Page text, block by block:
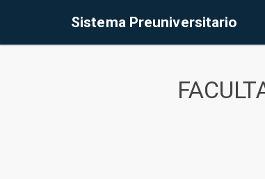
Sistema Preuniversitario